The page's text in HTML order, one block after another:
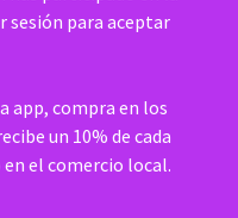
sesión para aceptar
app, compra en los
un 10% de cada
el comercio local.